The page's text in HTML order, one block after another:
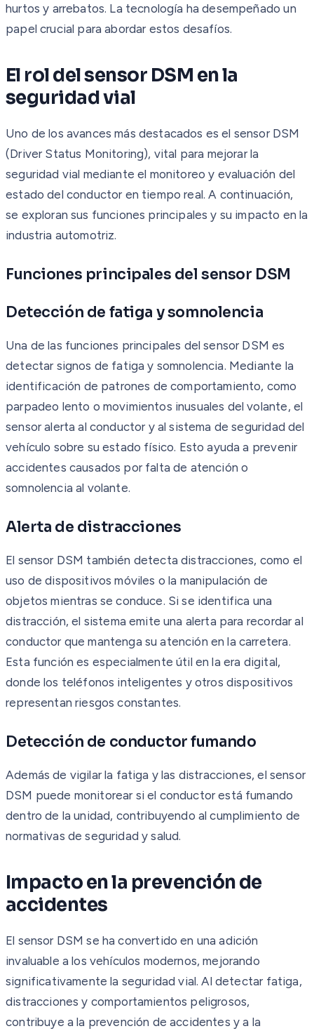
hurtos y arrebatos. La tecnología ha desempeñado un
papel crucial para abordar estos desafíos.
El rol del sensor DSM en la
seguridad vial
Uno de los avances más destacados es el sensor DSM
(Driver Status Monitoring), vital para mejorar la
seguridad vial mediante el monitoreo y evaluación del
estado del conductor en tiempo real. A continuación,
se exploran sus funciones principales y su impacto en la
industria automotriz.
Funciones principales del sensor DSM
Detección de fatiga y somnolencia
Una de las funciones principales del sensor DSM es
detectar signos de fatiga y somnolencia. Mediante la
identificación de patrones de comportamiento, como
parpadeo lento o movimientos inusuales del volante, el
sensor alerta al conductor y al sistema de seguridad del
vehículo sobre su estado físico. Esto ayuda a prevenir
accidentes causados por falta de atención o
somnolencia al volante.
Alerta de distracciones
El sensor DSM también detecta distracciones, como el
uso de dispositivos móviles o la manipulación de
objetos mientras se conduce. Si se identifica una
distracción, el sistema emite una alerta para recordar al
conductor que mantenga su atención en la carretera.
Esta función es especialmente útil en la era digital,
donde los teléfonos inteligentes y otros dispositivos
representan riesgos constantes.
Detección de conductor fumando
Además de vigilar la fatiga y las distracciones, el sensor
DSM puede monitorear si el conductor está fumando
dentro de la unidad, contribuyendo al cumplimiento de
normativas de seguridad y salud.
Impacto en la prevención de
accidentes
El sensor DSM se ha convertido en una adición
invaluable a los vehículos modernos, mejorando
significativamente la seguridad vial. Al detectar fatiga,
distracciones y comportamientos peligrosos,
contribuye a la prevención de accidentes y a la